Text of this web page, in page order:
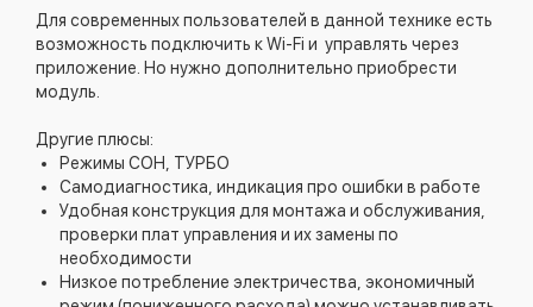
Для современных пользователей в данной технике есть
возможность подключить к Wi-Fi и управлять через
приложение. Но нужно дополнительно приобрести
модуль.
Другие плюсы:
Режимы СОН, ТУРБО
Самодиагностика, индикация про ошибки в работе
Удобная конструкция для монтажа и обслуживания,
проверки плат управления и их замены по
необходимости
Низкое потребление электричества, экономичный